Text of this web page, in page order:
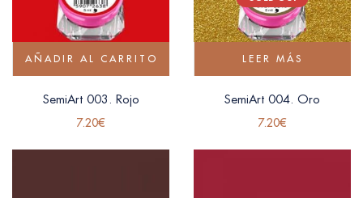
AÑADIR AL CARRITO
SemiArt 003. Rojo
7.20€
LEER MÁS
SemiArt 004. Oro
7.20€